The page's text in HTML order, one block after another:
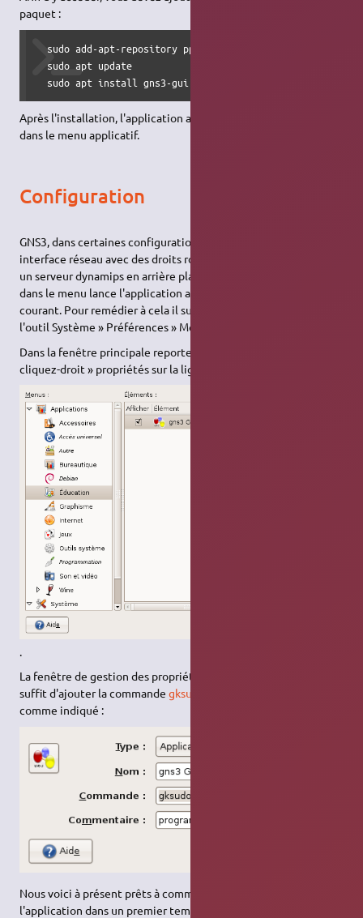
paquet :
  sudo add-apt-repository ppa:gns3/ppa
  sudo apt update
  sudo apt install gns3-gui gns3-server
Après l'installation, l'application apparaîtra sous le nom GNS3
dans le menu applicatif.
Configuration
GNS3, dans certaines configurations, a besoin d'accéder à votre
interface réseau avec des droits root mais également de lancer
un serveur dynamips en arrière plan. Or, le raccourci présent
dans le menu lance l'application avec les droits de l'utilisateur
courant. Pour remédier à cela il suffit d'éditer le menu avec
l'outil Système » Préférences » Menu principal
Dans la fenêtre principale reportez-vous au menu Éducation et
cliquez-droit » propriétés sur la ligne faisant référence à gns3
.
La fenêtre de gestion des propriétés du lanceur apparaît. Il
suffit d'ajouter la commandegksudo
comme indiqué :
Nous voici à présent prêts à commencer ; enfin à lancer
l'application dans un premier temps. Nous allons à présent